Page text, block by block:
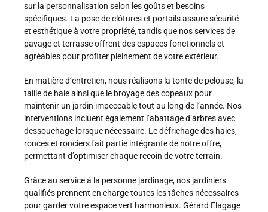
sur la personnalisation selon les goûts et besoins
spécifiques. La pose de clôtures et portails assure sécurité
et esthétique à votre propriété, tandis que nos services de
pavage et terrasse offrent des espaces fonctionnels et
agréables pour profiter pleinement de votre extérieur.
En matière d’entretien, nous réalisons la tonte de pelouse, la
taille de haie ainsi que le broyage des copeaux pour
maintenir un jardin impeccable tout au long de l’année. Nos
interventions incluent également l’abattage d’arbres avec
dessouchage lorsque nécessaire. Le défrichage des haies,
ronces et ronciers fait partie intégrante de notre offre,
permettant d’optimiser chaque recoin de votre terrain.
Grâce au service à la personne jardinage, nos jardiniers
qualifiés prennent en charge toutes les tâches nécessaires
pour garder votre espace vert harmonieux. Gérard Elagage